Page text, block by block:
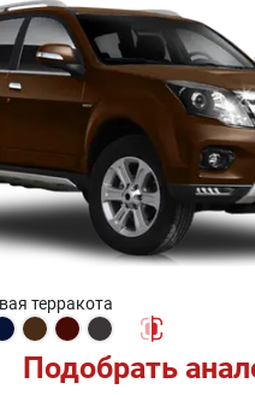
терракота
Подобрать